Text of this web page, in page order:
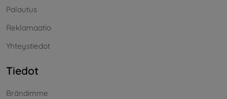
Palautus
Reklamaatio
Yhteystiedot
Tiedot
Brändimme